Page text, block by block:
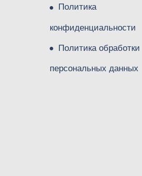
Политика
конфиденциальности
Политика обработки
персональных данных